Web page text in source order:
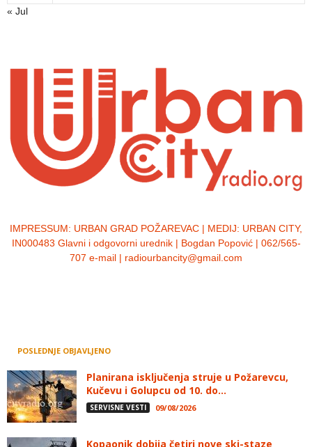
« Jul
IMPRESSUM: URBAN GRAD POŽAREVAC | MEDIJ: URBAN CITY,
IN000483 Glavni i odgovorni urednik | Bogdan Popović | 062/565-
707 e-mail | radiourbancity@gmail.com
POSLEDNJE OBJAVLJENO
Planirana isključenja struje u Požarevcu,
Kučevu i Golupcu od 10. do...
SERVISNE VESTI 09/08/2026
Kopaonik dobija četiri nove ski-staze